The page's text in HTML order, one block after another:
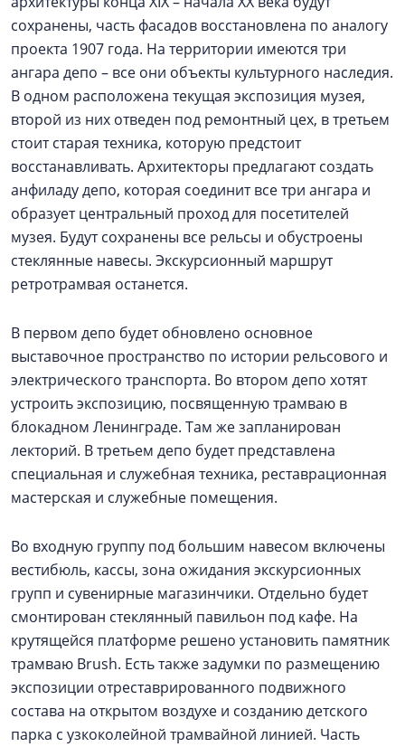
сохранены, часть фасадов восстановлена по аналогу
проекта 1907 года. На территории имеются три
ангара депо – все они объекты культурного наследия.
В одном расположена текущая экспозиция музея,
второй из них отведен под ремонтный цех, в третьем
стоит старая техника, которую предстоит
восстанавливать. Архитекторы предлагают создать
анфиладу депо, которая соединит все три ангара и
образует центральный проход для посетителей
музея. Будут сохранены все рельсы и обустроены
стеклянные навесы. Экскурсионный маршрут
ретротрамвая останется.
В первом депо будет обновлено основное
выставочное пространство по истории рельсового и
электрического транспорта. Во втором депо хотят
устроить экспозицию, посвященную трамваю в
блокадном Ленинграде. Там же запланирован
лекторий. В третьем депо будет представлена
специальная и служебная техника, реставрационная
мастерская и служебные помещения.
Во входную группу под большим навесом включены
вестибюль, кассы, зона ожидания экскурсионных
групп и сувенирные магазинчики. Отдельно будет
смонтирован стеклянный павильон под кафе. На
крутящейся платформе решено установить памятник
трамваю Brush. Есть также задумки по размещению
экспозиции отреставрированного подвижного
состава на открытом воздухе и созданию детского
парка с узкоколейной трамвайной линией. Часть